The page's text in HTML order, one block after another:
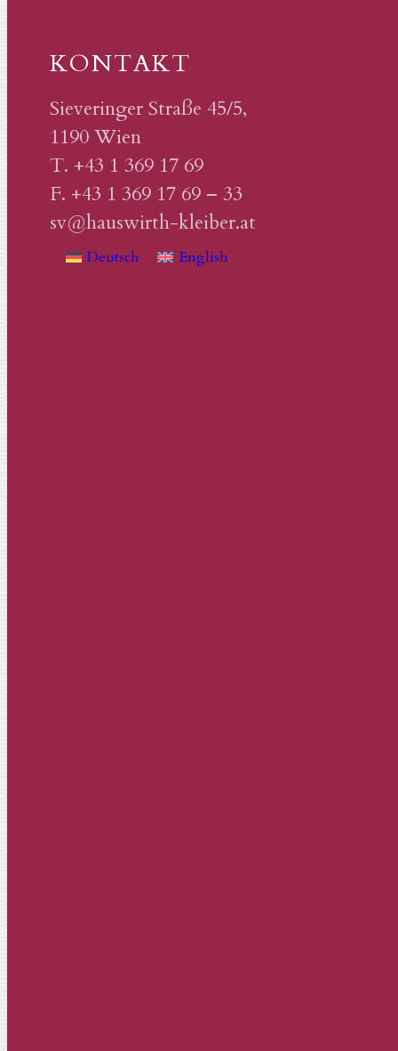
KONTAKT
Sieveringer Straße 45/5,
1190 Wien
T. +43 1 369 17 69
F. +43 1 369 17 69 – 33
sv@hauswirth-kleiber.at
Deutsch English